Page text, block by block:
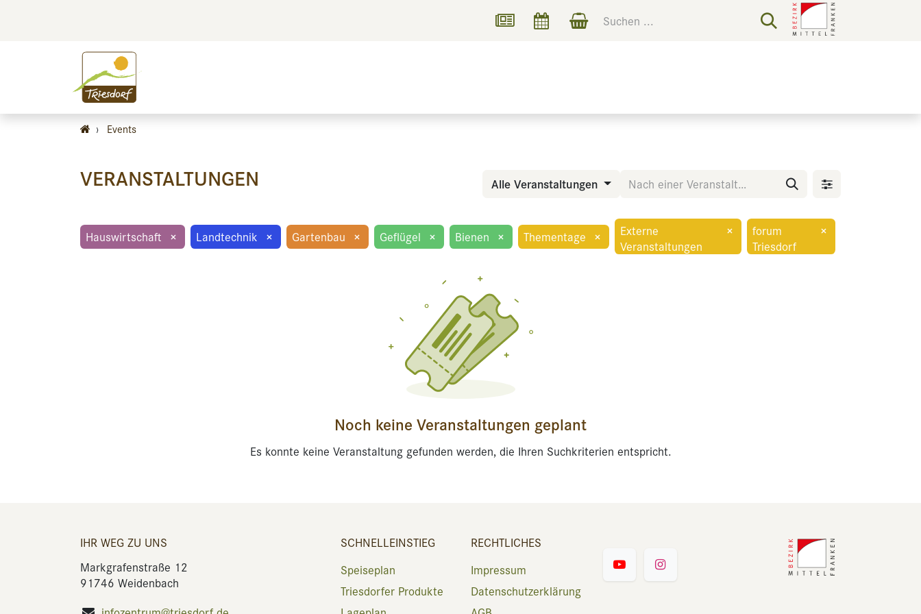
› Events
VERANSTALTUNGEN Alle Veranstaltungen
Hauswirtschaft × Landtechnik × Gartenbau × Geflügel × Bienen × Thementage ×
Externe
Veranstaltungen
×
forum
Triesdorf
×
Noch keine Veranstaltungen geplant
Es konnte keine Veranstaltung gefunden werden, die Ihren Suchkriterien entspricht.
IHR WEG ZU UNS
Markgrafenstraße 12
91746 Weidenbach
SCHNELLEINSTIEG
Speiseplan
Triesdorfer Produkte
RECHTLICHES
Impressum
Datenschutzerklärung